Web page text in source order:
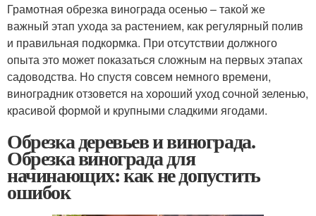
Грамотная обрезка винограда осенью – такой же
важный этап ухода за растением, как регулярный полив
и правильная подкормка. При отсутствии должного
опыта это может показаться сложным на первых этапах
садоводства. Но спустя совсем немного времени,
виноградник отзовется на хороший уход сочной зеленью,
красивой формой и крупными сладкими ягодами.
Обрезка деревьев и винограда.
Обрезка винограда для
начинающих: как не допустить
ошибок